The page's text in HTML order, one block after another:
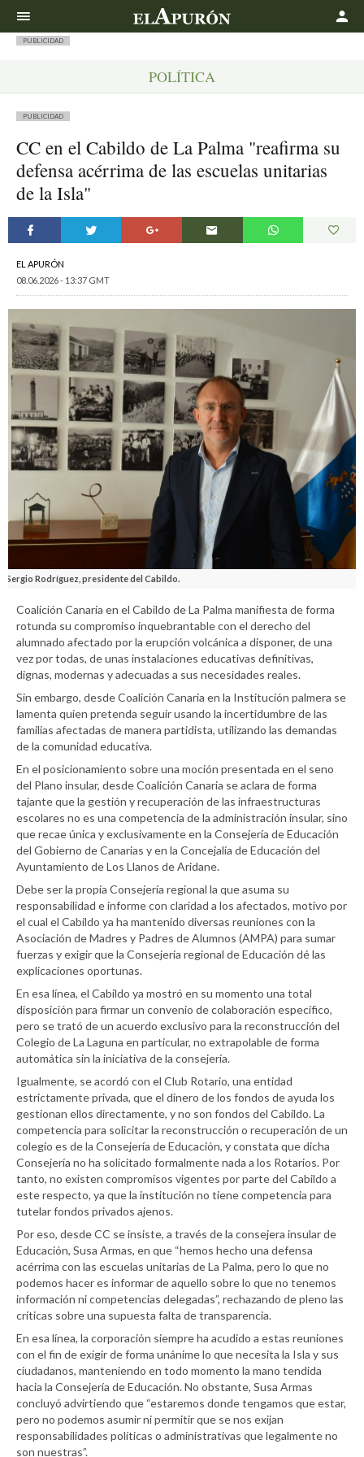
PUBLICIDAD
POLÍTICA
PUBLICIDAD
CC en el Cabildo de La Palma "reafirma su
defensa acérrima de las escuelas unitarias
de la Isla"
EL APURÓN
08.06.2026 - 13:37 GMT
Sergio Rodríguez, presidente del Cabildo.
Coalición Canaria en el Cabildo de La Palma manifiesta de forma
rotunda su compromiso inquebrantable con el derecho del
alumnado afectado por la erupción volcánica a disponer, de una
vez por todas, de unas instalaciones educativas definitivas,
dignas, modernas y adecuadas a sus necesidades reales.
Sin embargo, desde Coalición Canaria en la Institución palmera se
lamenta quien pretenda seguir usando la incertidumbre de las
familias afectadas de manera partidista, utilizando las demandas
de la comunidad educativa.
En el posicionamiento sobre una moción presentada en el seno
del Plano insular, desde Coalición Canaria se aclara de forma
tajante que la gestión y recuperación de las infraestructuras
escolares no es una competencia de la administración insular, sino
que recae única y exclusivamente en la Consejería de Educación
del Gobierno de Canarias y en la Concejalía de Educación del
Ayuntamiento de Los Llanos de Aridane.
Debe ser la propia Consejería regional la que asuma su
responsabilidad e informe con claridad a los afectados, motivo por
el cual el Cabildo ya ha mantenido diversas reuniones con la
Asociación de Madres y Padres de Alumnos (AMPA) para sumar
fuerzas y exigir que la Consejería regional de Educación dé las
explicaciones oportunas.
En esa línea, el Cabildo ya mostró en su momento una total
disposición para firmar un convenio de colaboración específico,
pero se trató de un acuerdo exclusivo para la reconstrucción del
Colegio de La Laguna en particular, no extrapolable de forma
automática sin la iniciativa de la consejería.
Igualmente, se acordó con el Club Rotario, una entidad
estrictamente privada, que el dinero de los fondos de ayuda los
gestionan ellos directamente, y no son fondos del Cabildo. La
competencia para solicitar la reconstrucción o recuperación de un
colegio es de la Consejería de Educación, y constata que dicha
Consejería no ha solicitado formalmente nada a los Rotarios. Por
tanto, no existen compromisos vigentes por parte del Cabildo a
este respecto, ya que la institución no tiene competencia para
tutelar fondos privados ajenos.
Por eso, desde CC se insiste, a través de la consejera insular de
Educación, Susa Armas, en que “hemos hecho una defensa
acérrima con las escuelas unitarias de La Palma, pero lo que no
podemos hacer es informar de aquello sobre lo que no tenemos
información ni competencias delegadas”, rechazando de pleno las
críticas sobre una supuesta falta de transparencia.
En esa línea, la corporación siempre ha acudido a estas reuniones
con el fin de exigir de forma unánime lo que necesita la Isla y sus
ciudadanos, manteniendo en todo momento la mano tendida
hacia la Consejería de Educación. No obstante, Susa Armas
concluyó advirtiendo que “estaremos donde tengamos que estar,
pero no podemos asumir ni permitir que se nos exijan
responsabilidades políticas o administrativas que legalmente no
son nuestras”.